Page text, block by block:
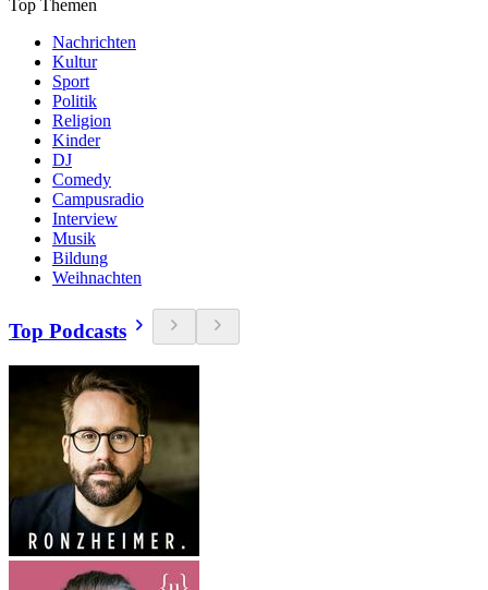
Top Themen
Nachrichten
Kultur
Sport
Politik
Religion
Kinder
DJ
Comedy
Campusradio
Interview
Musik
Bildung
Weihnachten
Top Podcasts